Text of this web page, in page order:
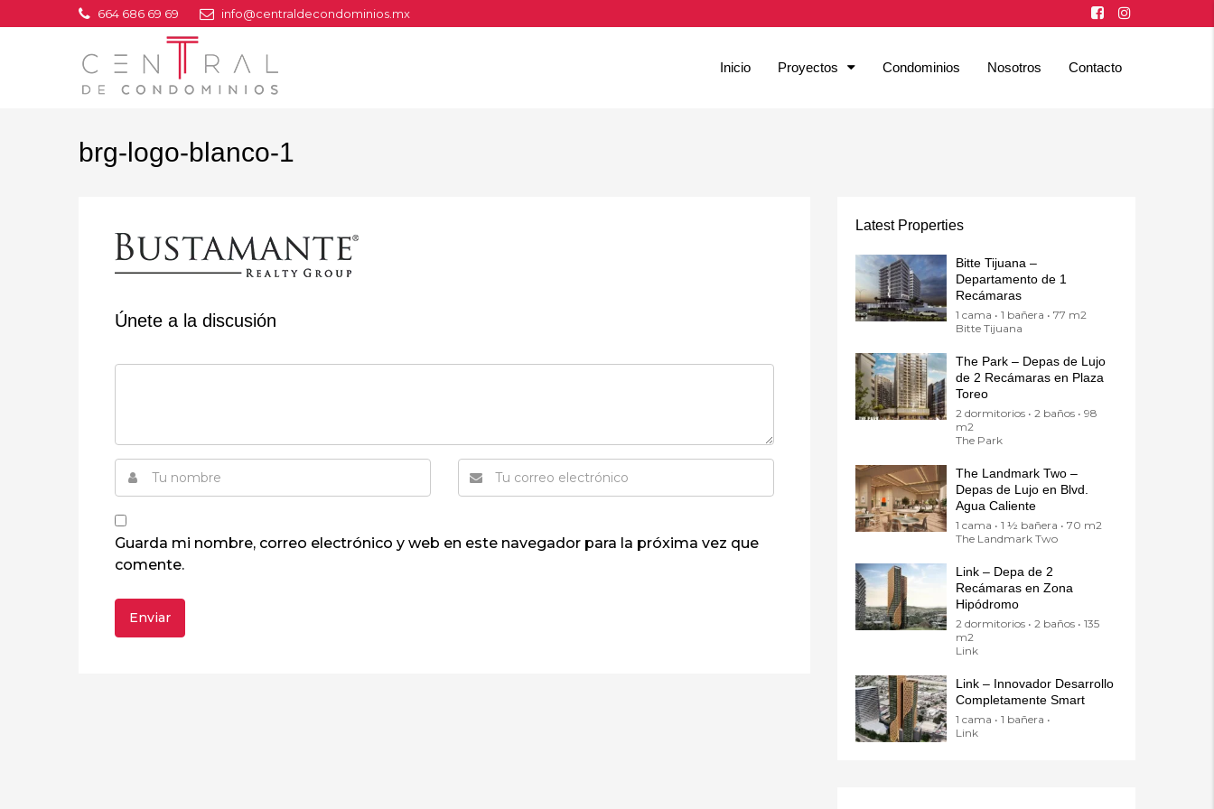
664 686 69 69 info@centraldecondominios.mx
Inicio Proyectos Condominios Nosotros Contacto
brg-logo-blanco-1
Únete a la discusión
Guarda mi nombre, correo electrónico y web en este navegador para la próxima vez que
comente.
Latest Properties
Bitte Tijuana –
Departamento de 1
Recámaras
1 cama • 1 bañera • 77 m2
Bitte Tijuana
The Park – Depas de Lujo
de 2 Recámaras en Plaza
Toreo
2 dormitorios • 2 baños • 98
m2
The Park
The Landmark Two –
Depas de Lujo en Blvd.
Agua Caliente
1 cama • 1 ½ bañera • 70 m2
The Landmark Two
Link – Depa de 2
Recámaras en Zona
Hipódromo
2 dormitorios • 2 baños • 135
m2
Link
Link – Innovador Desarrollo
Completamente Smart
1 cama • 1 bañera •
Link